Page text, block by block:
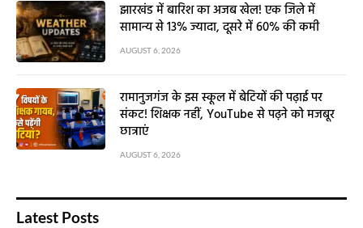
झारखंड में बारिश का अजब खेल! एक जिले में
सामान्य से 13% ज्यादा, दूसरे में 60% की कमी
AUGUST 6, 2026
रामानुजगंज के इस स्कूल में बेटियों की पढ़ाई पर
संकट! शिक्षक नहीं, YouTube से पढ़ने को मजबूर
छात्राएं
AUGUST 6, 2026
Latest Posts